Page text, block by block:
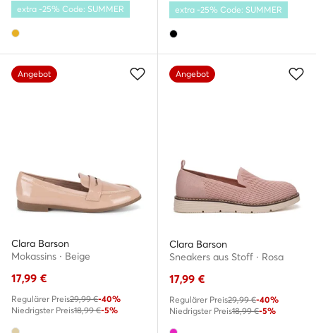
extra -25% Code: SUMMER extra -25% Code: SUMMER
Angebot
Clara Barson
Mokassins · Beige
17,99 €
Regulärer Preis29,99 €-40%
Niedrigster Preis18,99 €-5%
Angebot
Clara Barson
Sneakers aus Stoff · Rosa
17,99 €
Regulärer Preis29,99 €-40%
Niedrigster Preis18,99 €-5%